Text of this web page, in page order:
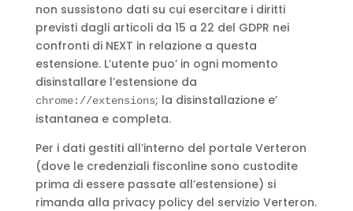
non sussistono dati su cui esercitare i diritti
previsti dagli articoli da 15 a 22 del GDPR nei
confronti di NEXT in relazione a questa
estensione. L’utente puo’ in ogni momento
disinstallare l’estensione da
chrome://extensions; la disinstallazione e’
istantanea e completa.
Per i dati gestiti all’interno del portale Verteron
(dove le credenziali fisconline sono custodite
prima di essere passate all’estensione) si
rimanda alla privacy policy del servizio Verteron.